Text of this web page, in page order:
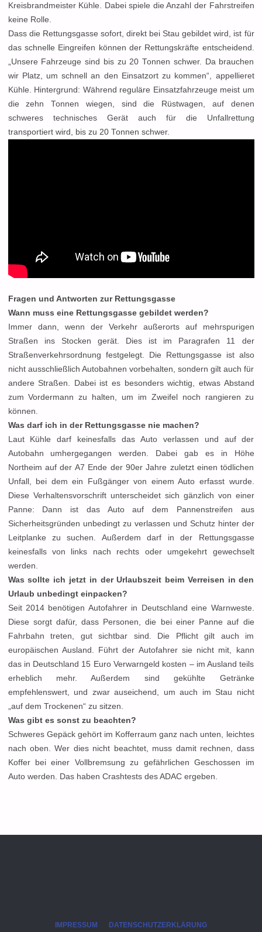
Kreisbrandmeister Kühle. Dabei spiele die Anzahl der Fahrstreifen
keine Rolle.
Dass die Rettungsgasse sofort, direkt bei Stau gebildet wird, ist für
das schnelle Eingreifen können der Rettungskräfte entscheidend.
„Unsere Fahrzeuge sind bis zu 20 Tonnen schwer. Da brauchen
wir Platz, um schnell an den Einsatzort zu kommen“, appellieret
Kühle. Hintergrund: Während reguläre Einsatzfahrzeuge meist um
die zehn Tonnen wiegen, sind die Rüstwagen, auf denen
schweres technisches Gerät auch für die Unfallrettung
transportiert wird, bis zu 20 Tonnen schwer.
Fragen und Antworten zur Rettungsgasse
Wann muss eine Rettungsgasse gebildet werden?
Immer dann, wenn der Verkehr außerorts auf mehrspurigen
Straßen ins Stocken gerät. Dies ist im Paragrafen 11 der
Straßenverkehrsordnung festgelegt. Die Rettungsgasse ist also
nicht ausschließlich Autobahnen vorbehalten, sondern gilt auch für
andere Straßen. Dabei ist es besonders wichtig, etwas Abstand
zum Vordermann zu halten, um im Zweifel noch rangieren zu
können.
Was darf ich in der Rettungsgasse nie machen?
Laut Kühle darf keinesfalls das Auto verlassen und auf der
Autobahn umhergegangen werden. Dabei gab es in Höhe
Northeim auf der A7 Ende der 90er Jahre zuletzt einen tödlichen
Unfall, bei dem ein Fußgänger von einem Auto erfasst wurde.
Diese Verhaltensvorschrift unterscheidet sich gänzlich von einer
Panne: Dann ist das Auto auf dem Pannenstreifen aus
Sicherheitsgründen unbedingt zu verlassen und Schutz hinter der
Leitplanke zu suchen. Außerdem darf in der Rettungsgasse
keinesfalls von links nach rechts oder umgekehrt gewechselt
werden.
Was sollte ich jetzt in der Urlaubszeit beim Verreisen in den
Urlaub unbedingt einpacken?
Seit 2014 benötigen Autofahrer in Deutschland eine Warnweste.
Diese sorgt dafür, dass Personen, die bei einer Panne auf die
Fahrbahn treten, gut sichtbar sind. Die Pflicht gilt auch im
europäischen Ausland. Führt der Autofahrer sie nicht mit, kann
das in Deutschland 15 Euro Verwarngeld kosten – im Ausland teils
erheblich mehr. Außerdem sind gekühlte Getränke
empfehlenswert, und zwar auseichend, um auch im Stau nicht
„auf dem Trockenen“ zu sitzen.
Was gibt es sonst zu beachten?
Schweres Gepäck gehört im Kofferraum ganz nach unten, leichtes
nach oben. Wer dies nicht beachtet, muss damit rechnen, dass
Koffer bei einer Vollbremsung zu gefährlichen Geschossen im
Auto werden. Das haben Crashtests des ADAC ergeben.
IMPRESSUM DATENSCHUTZERKLÄRUNG